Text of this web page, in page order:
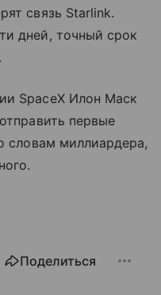
связь Starlink.
дней, точный срок
SpaceX Илон Маск
первые
словам миллиардера,
Поделиться